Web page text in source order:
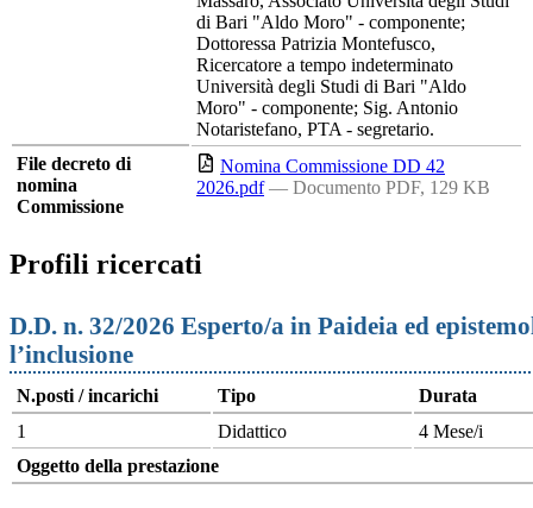
di Bari "Aldo Moro" - componente;
Dottoressa Patrizia Montefusco,
Ricercatore a tempo indeterminato
Università degli Studi di Bari "Aldo
Moro" - componente; Sig. Antonio
Notaristefano, PTA - segretario.
File decreto di
nomina
Commissione
Nomina Commissione DD 42
2026.pdf — Documento PDF, 129 KB
Profili ricercati
D.D. n. 32/2026 Esperto/a in Paideia ed
l’inclusione
N.posti / incarichi Tipo
Durata
1
Didattico
4 Mese/i
Oggetto della prestazione